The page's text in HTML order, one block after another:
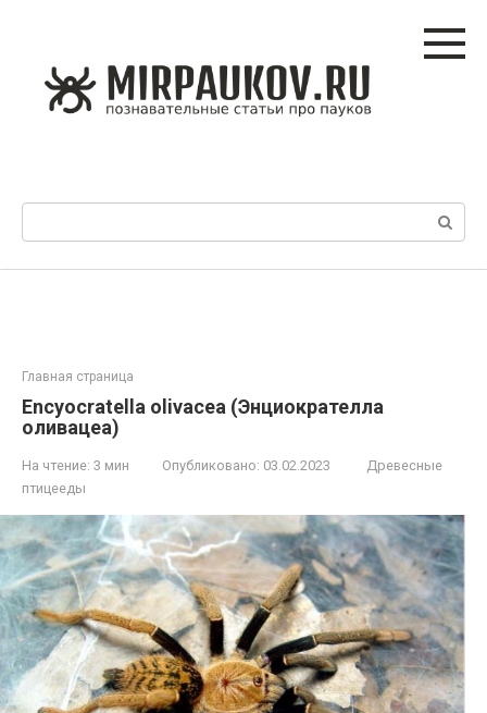
Главная страница
Encyocratella olivacea (Энциократелла
оливацеа)
На чтение: 3 мин Опубликовано: 03.02.2023
Древесные
птицееды